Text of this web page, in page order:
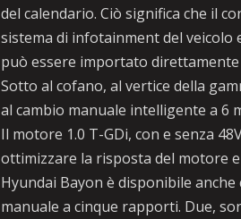
del calendario. Ciò significa che il
sistema di infotainment del veicolo
può essere importato
Sotto al cofano, al vertice della
al cambio manuale intelligente a 6
Il motore 1.0 T-GDi, con e senza
ottimizzare la risposta del motore
Hyundai Bayon è disponibile
manuale a cinque rapporti. Due,